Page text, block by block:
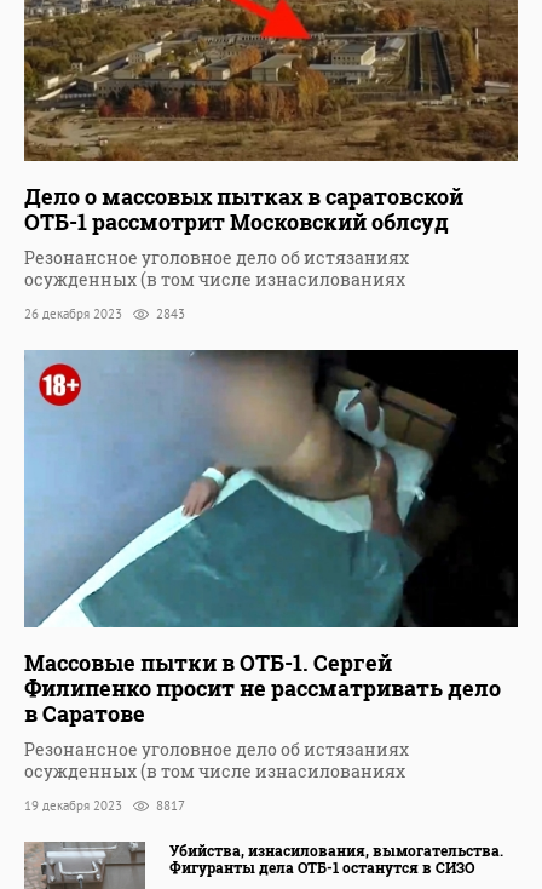
Дело о массовых пытках в саратовской
ОТБ-1 рассмотрит Московский облсуд
Резонансное уголовное дело об истязаниях
осужденных (в том числе изнасилованиях
26 декабря 2023 2843
Массовые пытки в ОТБ-1. Сергей
Филипенко просит не рассматривать дело
в Саратове
Резонансное уголовное дело об истязаниях
осужденных (в том числе изнасилованиях
19 декабря 2023 8817
Убийства, изнасилования, вымогательства.
Фигуранты дела ОТБ-1 останутся в СИЗО